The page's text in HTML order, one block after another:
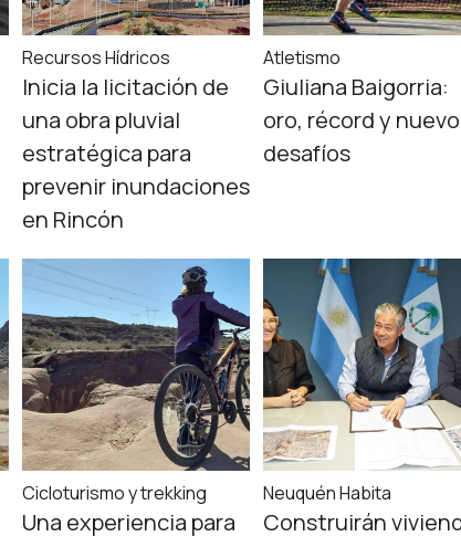
Recursos Hídricos
Inicia la licitación de
una obra pluvial
estratégica para
prevenir inundaciones
en Rincón
Atletismo
Giuliana Baigorria:
oro, récord y
desafíos
Cicloturismo y trekking
Una experiencia para
Neuquén Habita
Construirán